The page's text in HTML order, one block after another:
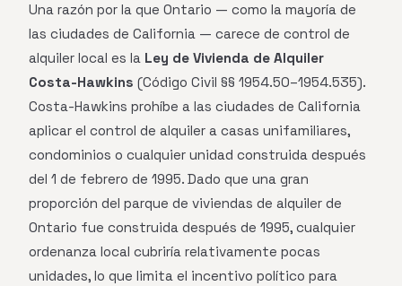
Una razón por la que Ontario — como la mayoría de
las ciudades de California — carece de control de
alquiler local es la Ley de Vivienda de Alquiler
Costa-Hawkins (Código Civil §§ 1954.50–1954.535).
Costa-Hawkins prohíbe a las ciudades de California
aplicar el control de alquiler a casas unifamiliares,
condominios o cualquier unidad construida después
del 1 de febrero de 1995. Dado que una gran
proporción del parque de viviendas de alquiler de
Ontario fue construida después de 1995, cualquier
ordenanza local cubriría relativamente pocas
unidades, lo que limita el incentivo político para